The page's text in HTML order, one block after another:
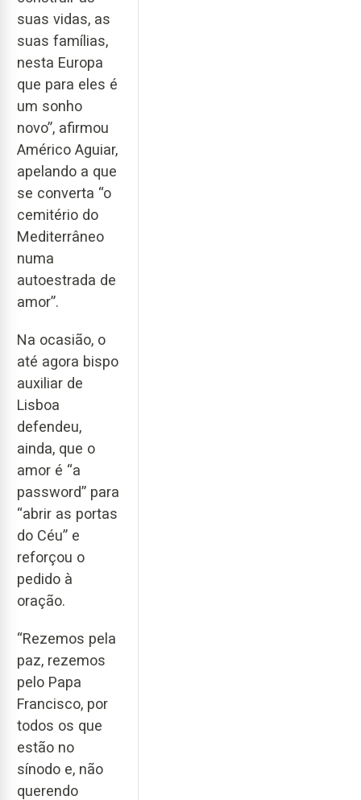
suas vidas, as
suas famílias,
nesta Europa
que para eles é
um sonho
novo”, afirmou
Américo Aguiar,
apelando a que
se converta “o
cemitério do
Mediterrâneo
numa
autoestrada de
amor”.
Na ocasião, o
até agora bispo
auxiliar de
Lisboa
defendeu,
ainda, que o
amor é “a
password” para
“abrir as portas
do Céu” e
reforçou o
pedido à
oração.
“Rezemos pela
paz, rezemos
pelo Papa
Francisco, por
todos os que
estão no
sínodo e, não
querendo